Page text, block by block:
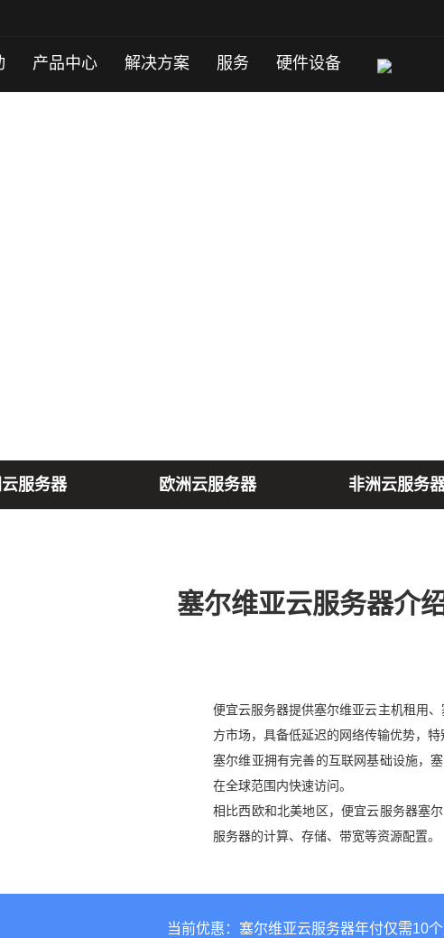
产品中心 解决方案 服务 硬件设备
服务器 欧洲云服务器 非洲云服务
塞尔维亚云服务器介
便宜云服务器提供塞尔维亚云主机租用
方市场，具备低延迟的网络传输优势，
塞尔维亚拥有完善的互联网基础设施，
在全球范围内快速访问。
相比西欧和北美地区，便宜云服务器塞
服务器的计算、存储、带宽等资源配置。
当前优惠：塞尔维亚云服务器年付仅需10个